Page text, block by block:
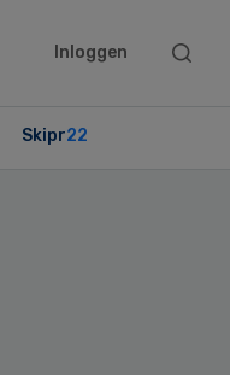
Inloggen
Search
Skipr22